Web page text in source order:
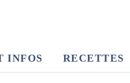
INFOS RECETTES